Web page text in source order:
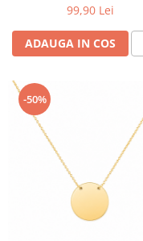
99,90 Lei
ADAUGA IN COS
-50%